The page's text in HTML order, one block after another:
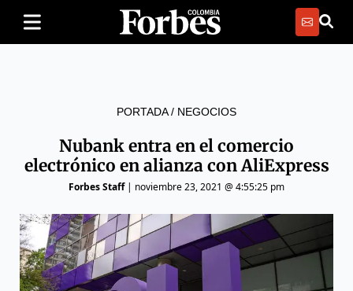
PORTADA/ NEGOCIOS
Nubank entra en el comercio
electrónico en alianza con AliExpress
Forbes Staff| noviembre 23, 2021 @ 4:55:25 pm